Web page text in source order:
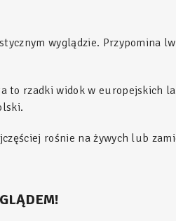
wyglądzie. Przypomina
to rzadki widok w europejskich
rośnie na żywych lub